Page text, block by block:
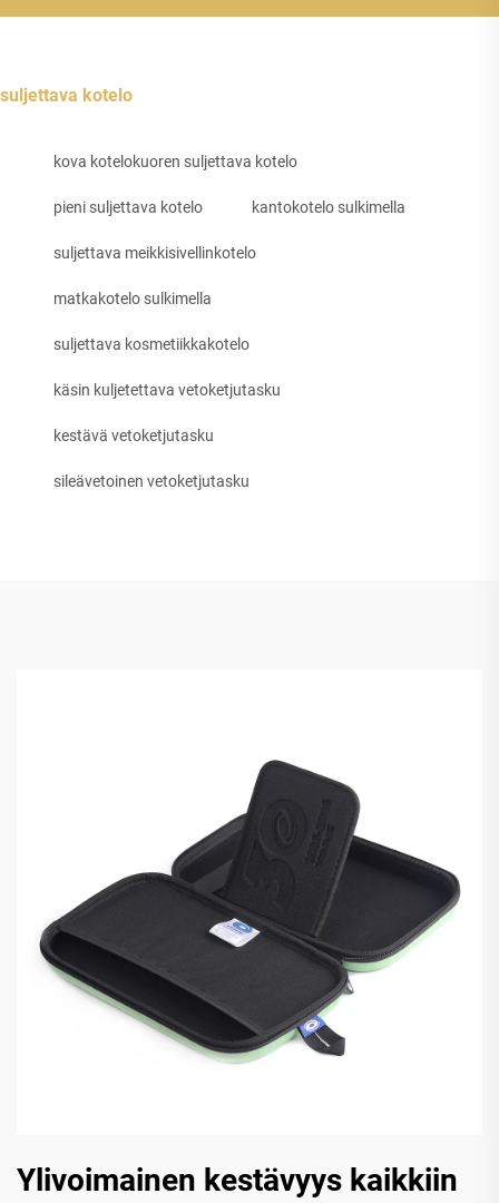
suljettava kotelo
kova kotelokuoren suljettava kotelo
pieni suljettava kotelo kantokotelo sulkimella
suljettava meikkisivellinkotelo
matkakotelo sulkimella
suljettava kosmetiikkakotelo
käsin kuljetettava vetoketjutasku
kestävä vetoketjutasku
sileävetoinen vetoketjutasku
Ylivoimainen kestävyys kaikkiin